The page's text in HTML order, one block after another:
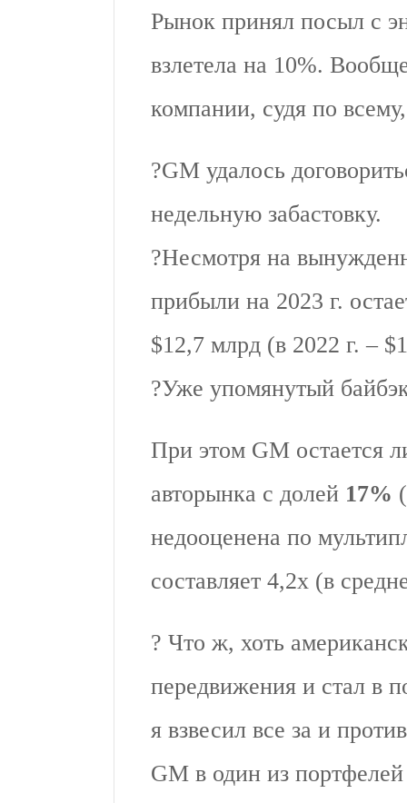
Рынок принял посыл с
взлетела на 10%.
компании, судя по
?GM удалось
недельную забастовку.
?Несмотря на
прибыли на 2023 г.
$12,7 млрд (в 2022 г. –
?Уже упомянутый
При этом GM остается
авторынка с долей 17%
недооценена по
составляет 4,2х (в
? Что ж, хоть
передвижения и стал в
я взвесил все за и
GM в один из